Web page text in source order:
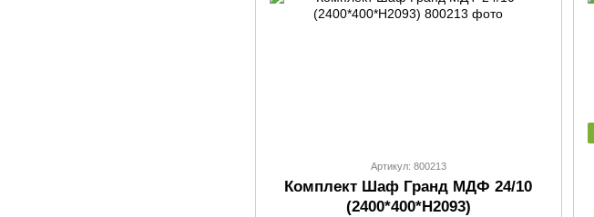
Артикул: 800213
Комплект Шаф Гранд МДФ 24/10
(2400*400*H2093)